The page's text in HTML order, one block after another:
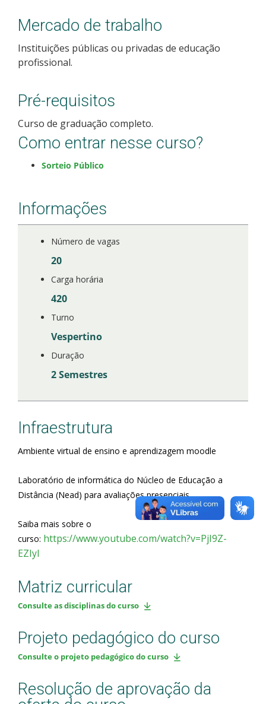
Mercado de trabalho
Instituições públicas ou privadas de educação
profissional.
Pré-requisitos
Curso de graduação completo.
Como entrar nesse curso?
Sorteio Público
Informações
Número de vagas
20
Carga horária
420
Turno
Vespertino
Duração
2 Semestres
Infraestrutura
Ambiente virtual de ensino e aprendizagem moodle
Laboratório de informática do Núcleo de Educação a
Distância (Nead) para avaliações presenciais.
Saiba mais sobre o
curso: https://www.youtube.com/watch?v=PjI9Z-
EZIyI
Matriz curricular
Consulte as disciplinas do curso
Projeto pedagógico do curso
Consulte o projeto pedagógico do curso
Resolução de aprovação da